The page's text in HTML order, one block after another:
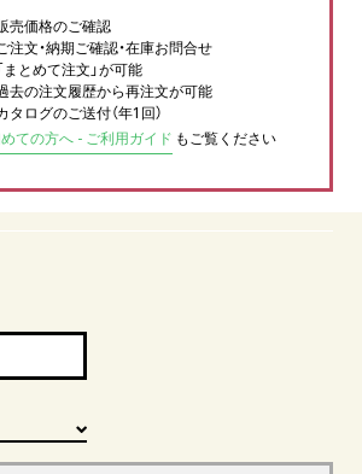
売価格のご確認
注文・納期ご確認・在庫お問合せ
まとめて注文」が可能
去の注文履歴から再注文が可能
タログのご送付（年1回）
ての方へ - ご利用ガイド もご覧ください